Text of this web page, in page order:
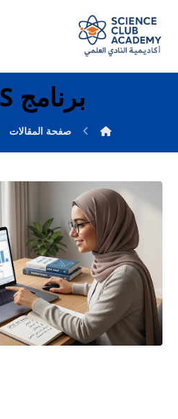
برنامج SPSS
صفحة المقالات